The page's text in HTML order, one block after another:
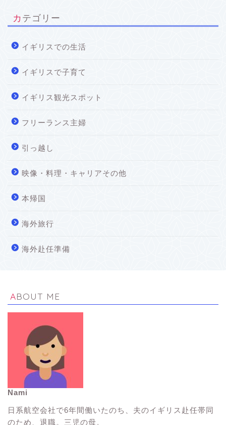
カテゴリー
イギリスでの生活
イギリスで子育て
イギリス観光スポット
フリーランス主婦
引っ越し
映像・料理・キャリアその他
本帰国
海外旅行
海外赴任準備
ABOUT ME
Nami
日系航空会社で6年間働いたのち、夫のイギリス赴任帯同
のため、退職。三児の母。
イギリス生活Tips